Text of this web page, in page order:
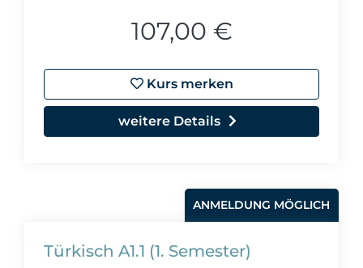
107,00 €
Kurs merken
weitere Details
ANMELDUNG MÖGLICH
Türkisch A1.1 (1. Semester)